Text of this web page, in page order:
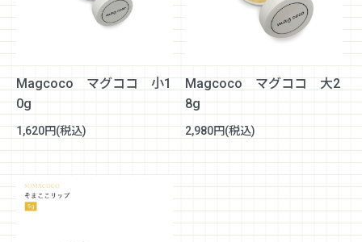
Magcoco マグココ 小1
0g
1,620円(税込)
Magcoco マグココ 大2
8g
2,980円(税込)